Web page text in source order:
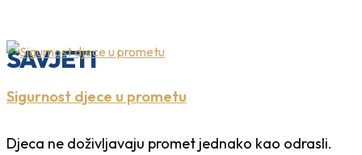
SAVJETI
Sigurnost djece u prometu
Djeca ne doživljavaju promet jednako kao odrasli.